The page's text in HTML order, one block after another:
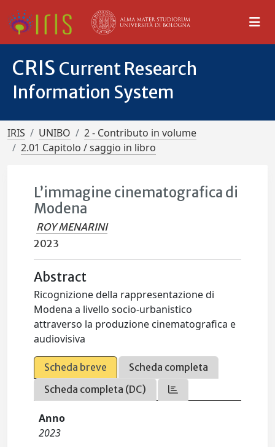
CRIS Current Research
Information System
IRIS UNIBO
2 - Contributo in volume
2.01 Capitolo / saggio in libro
L’immagine cinematografica di
Modena
ROY MENARINI
2023
Abstract
Ricognizione della rappresentazione di
Modena a livello socio-urbanistico
attraverso la produzione cinematografica e
audiovisiva
Scheda breve
Scheda completa
Scheda completa (DC)
Anno
2023